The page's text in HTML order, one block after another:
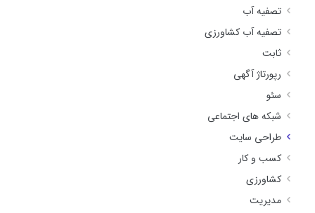
تصفیه آب
تصفیه آب کشاورزی
ثابت
رپورتاژ آگهی
سئو
شبکه های اجتماعی
طراحی سایت
کسب و کار
کشاورزی
مدیریت